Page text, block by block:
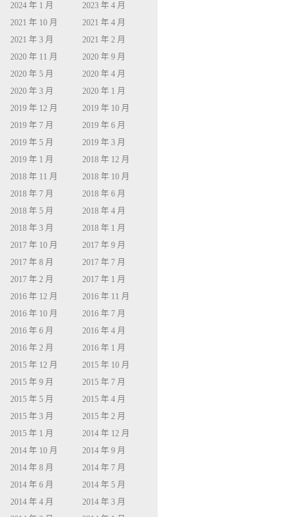
2024 年 1 月
2023 年 4 月
2021 年 10 月
2021 年 4 月
2021 年 3 月
2021 年 2 月
2020 年 11 月
2020 年 9 月
2020 年 5 月
2020 年 4 月
2020 年 3 月
2020 年 1 月
2019 年 12 月
2019 年 10 月
2019 年 7 月
2019 年 6 月
2019 年 5 月
2019 年 3 月
2019 年 1 月
2018 年 12 月
2018 年 11 月
2018 年 10 月
2018 年 7 月
2018 年 6 月
2018 年 5 月
2018 年 4 月
2018 年 3 月
2018 年 1 月
2017 年 10 月
2017 年 9 月
2017 年 8 月
2017 年 7 月
2017 年 2 月
2017 年 1 月
2016 年 12 月
2016 年 11 月
2016 年 10 月
2016 年 7 月
2016 年 6 月
2016 年 4 月
2016 年 2 月
2016 年 1 月
2015 年 12 月
2015 年 10 月
2015 年 9 月
2015 年 7 月
2015 年 5 月
2015 年 4 月
2015 年 3 月
2015 年 2 月
2015 年 1 月
2014 年 12 月
2014 年 10 月
2014 年 9 月
2014 年 8 月
2014 年 7 月
2014 年 6 月
2014 年 5 月
2014 年 4 月
2014 年 3 月